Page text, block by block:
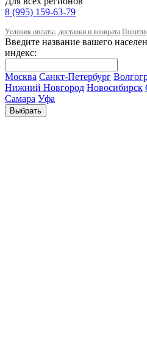
8 (995) 159-63-79
Условия оплаты, доставки и возврата
Введите название вашего
индекс:
Москва Санкт-Петербург
Нижний Новгород Новосибирск
Самара Уфа